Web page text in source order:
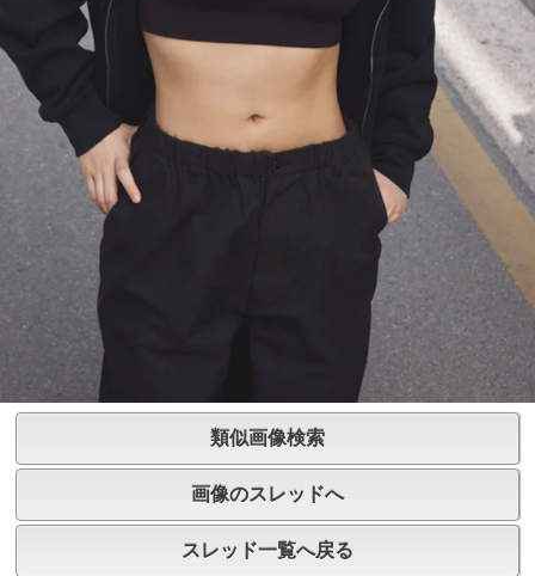
類似画像検索
画像のスレッドへ
スレッド一覧へ戻る